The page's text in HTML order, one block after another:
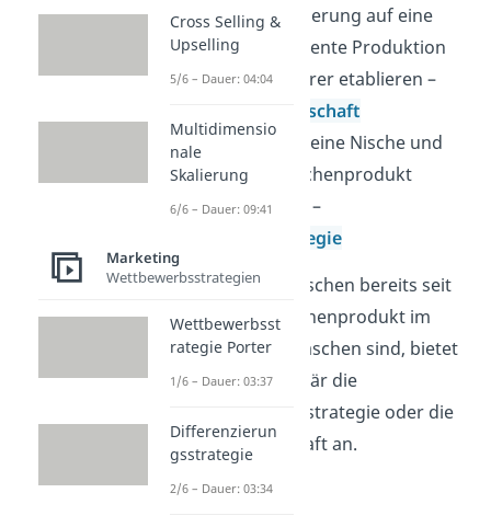
durch Fokussierung auf eine
maximal effiziente Produktion
als Kostenführer etablieren –
Kostenführerschaft
oder dich auf eine Nische und
damit ein Nischenprodukt
spezialisieren –
Nischenstrategie
Da deine Trinkflaschen bereits seit
langem kein Nischenprodukt im
Markt für Trinkflaschen sind, bietet
sich für dich primär die
Differenzierungsstrategie oder die
Kostenführerschaft an.
Cross Selling &
Upselling
5/6 – Dauer: 04:04
Multidimensio
nale
Skalierung
6/6 – Dauer: 09:41
Marketing
Wettbewerbsstrategien
Wettbewerbsst
rategie Porter
1/6 – Dauer: 03:37
Differenzierun
gsstrategie
2/6 – Dauer: 03:34